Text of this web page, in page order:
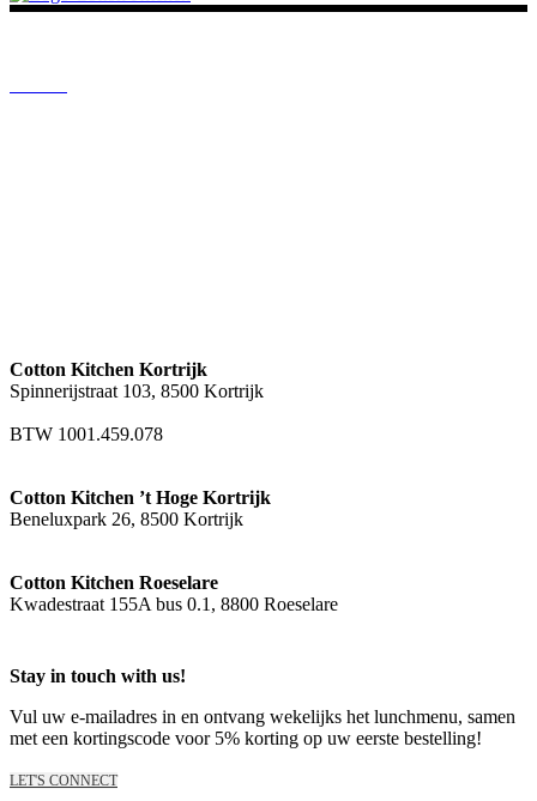
Cotton Kitchen Kortrijk
Spinnerijstraat 103, 8500 Kortrijk
BTW 1001.459.078
Cotton Kitchen ’t Hoge Kortrijk
Beneluxpark 26, 8500 Kortrijk
Cotton Kitchen Roeselare
Kwadestraat 155A bus 0.1, 8800 Roeselare
Stay in touch with us!
Vul uw e-mailadres in en ontvang wekelijks het lunchmenu, samen
met een kortingscode voor 5% korting op uw eerste bestelling!
LET'S CONNECT